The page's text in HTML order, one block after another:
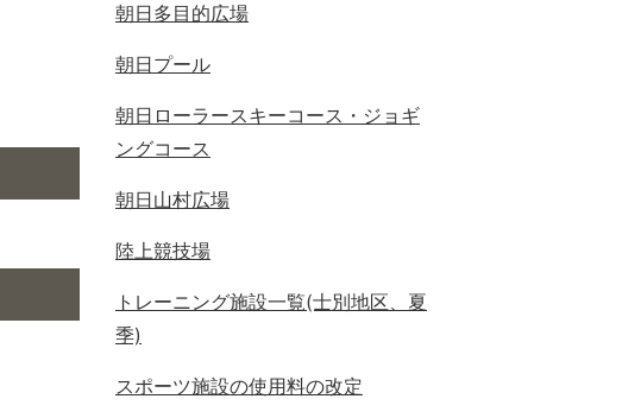
朝日多目的広場
朝日プール
朝日ローラースキーコース・ジョギ
ングコース
朝日山村広場
陸上競技場
トレーニング施設一覧(士別地区、夏
季)
スポーツ施設の使用料の改定